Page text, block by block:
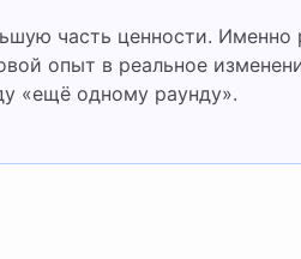
опыт в реальное
«ещё одному раунду».